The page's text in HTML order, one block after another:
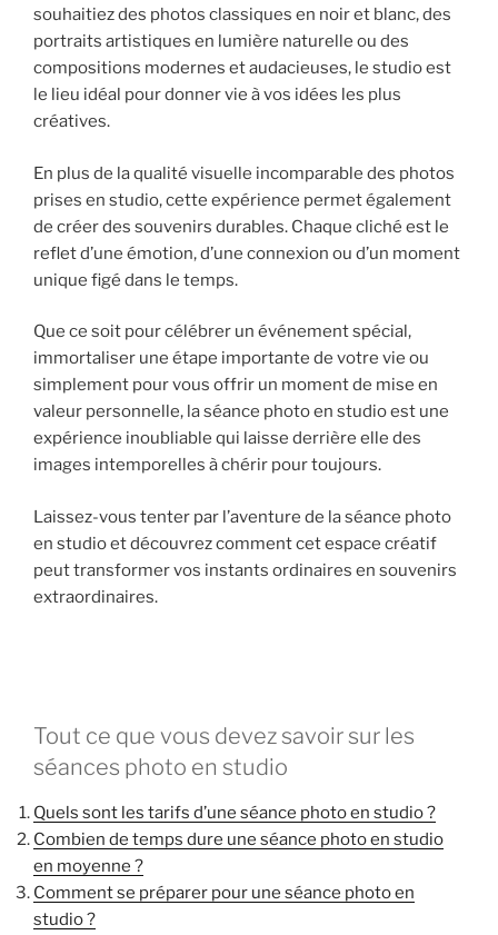
souhaitiez des photos classiques en noir et blanc, des
portraits artistiques en lumière naturelle ou des
compositions modernes et audacieuses, le studio est
le lieu idéal pour donner vie à vos idées les plus
créatives.
En plus de la qualité visuelle incomparable des photos
prises en studio, cette expérience permet également
de créer des souvenirs durables. Chaque cliché est le
reflet d’une émotion, d’une connexion ou d’un moment
unique figé dans le temps.
Que ce soit pour célébrer un événement spécial,
immortaliser une étape importante de votre vie ou
simplement pour vous offrir un moment de mise en
valeur personnelle, la séance photo en studio est une
expérience inoubliable qui laisse derrière elle des
images intemporelles à chérir pour toujours.
Laissez-vous tenter par l’aventure de la séance photo
en studio et découvrez comment cet espace créatif
peut transformer vos instants ordinaires en souvenirs
extraordinaires.
Tout ce que vous devez savoir sur les
séances photo en studio
Quels sont les tarifs d’une séance photo en studio ?
Combien de temps dure une séance photo en studio
en moyenne ?
Comment se préparer pour une séance photo en
studio ?